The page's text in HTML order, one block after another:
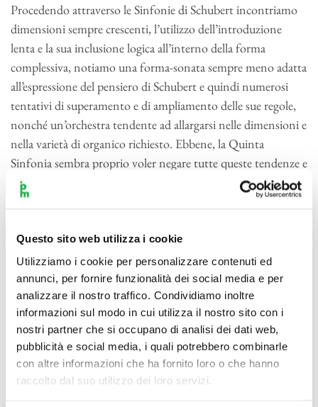
Questo sito web utilizza i cookie
Utilizziamo i cookie per personalizzare contenuti ed
annunci, per fornire funzionalità dei social media e per
analizzare il nostro traffico. Condividiamo inoltre
informazioni sul modo in cui utilizza il nostro sito con i
nostri partner che si occupano di analisi dei dati web,
pubblicità e social media, i quali potrebbero combinarle
con altre informazioni che ha fornito loro o che hanno
raccolto dal suo utilizzo dei loro servizi.
Procedendo attraverso le Sinfonie di Schubert incontriamo
dimensioni sempre crescenti, l’utilizzo dell’introduzione
lenta e la sua inclusione logica all’interno della forma
complessiva, notiamo una forma-sonata sempre meno adatta
all’espressione del pensiero di Schubert e quindi numerosi
tentativi di superamento e di ampliamento delle sue regole,
nonché un’orchestra tendente ad allargarsi nelle dimensioni e
nella varietà di organico richiesto. Ebbene, la Quinta
Sinfonia sembra proprio voler negare tutte queste tendenze e
tornare nell’alveo della regola e della misura senza eccessi. E’
innegabile che sia così, ma forse c’è dell’altro. Schubert non
un pubblico, o di qualche committenza; la povertà e lo scarso
successo che incontrò durante la sua breve vita sono in
stretta connessione con la libertà del suo pensiero e con
l’esigenza di sperimentazione che caratterizzano la sua opera,
ed inoltre è davvero difficile stabilire quanto un elemento sia
causa o effetto dell’altro. La Sinfonia in si bemolle maggiore
oggi in programma è un esempio lampante di questa libertà:
Schubert non inventa nulla, riduce le dimensioni del brano